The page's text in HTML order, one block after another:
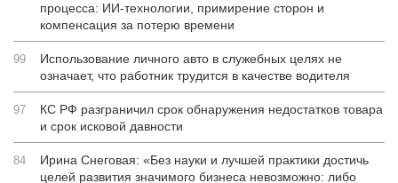
процесса: ИИ-технологии, примирение сторон и
компенсация за потерю времени
99
Использование личного авто в служебных целях не
означает, что работник трудится в качестве водителя
97
КС РФ разграничил срок обнаружения недостатков товара
и срок исковой давности
84
Ирина Снеговая: «Без науки и лучшей практики достичь
целей развития значимого бизнеса невозможно: либо